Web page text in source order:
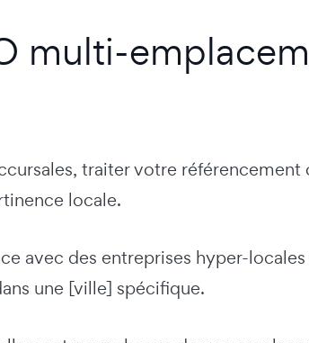
multi-
traiter votre
locale.
avec des entreprises hyper-
une [ville] spécifique.